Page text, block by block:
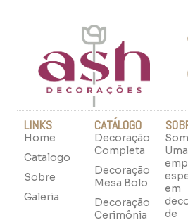
LINKS
Home
Catalogo
Sobre
Galeria
CATÁLOGO
Decoração
Completa
Decoração
Mesa Bolo
Decoração
Cerimônia
Uma
em
de